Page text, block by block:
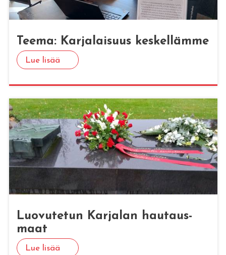
Teema: Kar­ja­lai­suus kes­kel­läm­me
Lue lisää
Luo­vu­te­tun Kar­ja­lan hau­taus­
maat
Lue lisää